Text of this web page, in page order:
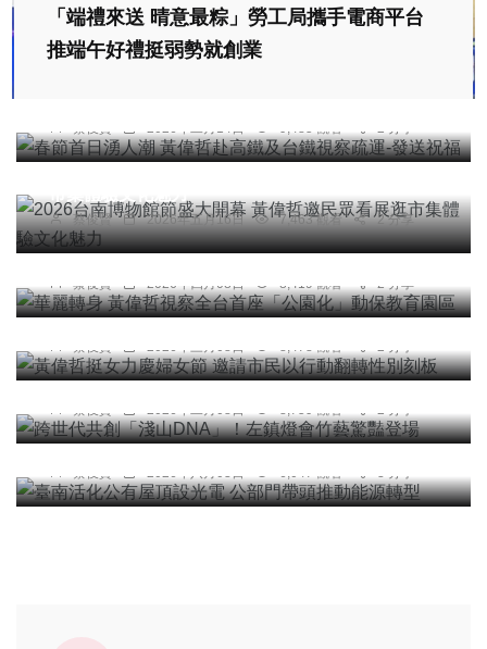
「端禮來送 晴意最粽」勞工局攜手電商平台
推端午好禮挺弱勢就創業
社會 宗教 綜合新聞
蔡俊賢 2026年二月14日 9,485 觀看 2 分享
宗教 綜合新聞 旅遊 文教
2026台南博物館節盛大開幕 黃偉哲邀民眾看展逛
蔡俊賢 2026年五月16日 7,463 觀看 2 分享
華麗轉身 黃偉哲視察全台首座「公園化」動保教育
園區
蔡俊賢 2026年四月08日 8,419 觀看 2 分享
社會 綜合新聞 健康 文教
黃偉哲挺女力慶婦女節 邀請市民以行動翻轉性別刻
板
社會 綜合新聞 旅遊 文教
跨世代共創「淺山DNA」！左鎮燈會竹藝驚豔登場
蔡俊賢 2026年二月08日 8,759 觀看 2 分享
社會 農業 綜合新聞 健康 科技新知
臺南活化公有屋頂設光電 公部門帶頭推動能源轉型
蔡俊賢 2026年八月03日 6,047 觀看 3 分享